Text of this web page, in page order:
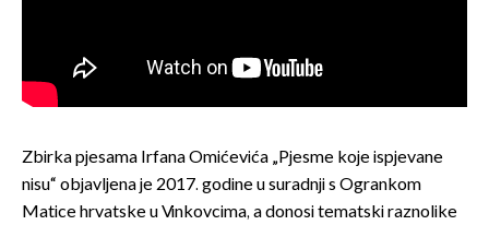
Zbirka pjesama Irfana Omićevića „Pjesme koje ispjevane
nisu“ objavljena je 2017. godine u suradnji s Ogrankom
Matice hrvatske u Vinkovcima, a donosi tematski raznolike